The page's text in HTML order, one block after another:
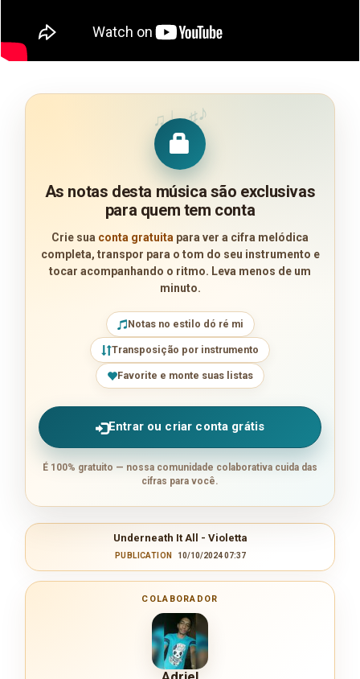
♫♩♯♪
As notas desta música são exclusivas
para quem tem conta
Crie sua conta gratuita para ver a cifra melódica
completa, transpor para o tom do seu instrumento e
tocar acompanhando o ritmo. Leva menos de um
minuto.
Notas no estilo dó ré mi
Transposição por instrumento
Favorite e monte suas listas
Entrar ou criar conta grátis
É 100% gratuito — nossa comunidade colaborativa cuida das
cifras para você.
Underneath It All - Violetta
PUBLICATION 10/10/2024 07:37
COLABORADOR